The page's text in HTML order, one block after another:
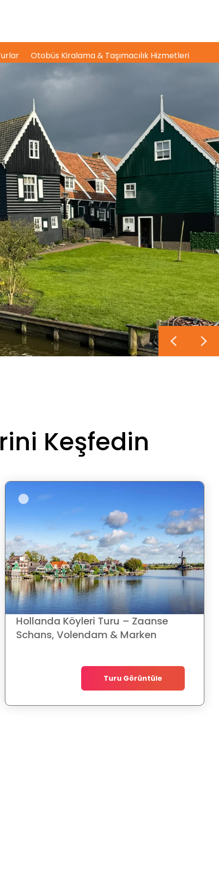
Otobüs Kiralama & Taşımacılık Hizmetleri
Keşfedin
Hollanda Köyleri Turu – Zaanse
Schans, Volendam & Marken
Turu Görüntüle